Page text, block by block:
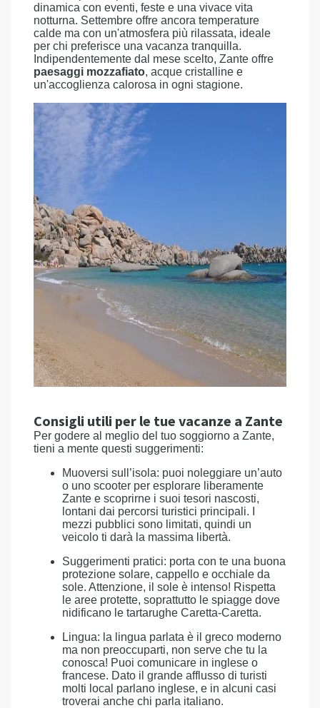
dinamica con eventi, feste e una vivace vita
notturna. Settembre offre ancora temperature
calde ma con un'atmosfera più rilassata, ideale
per chi preferisce una vacanza tranquilla.
Indipendentemente dal mese scelto, Zante offre
paesaggi mozzafiato, acque cristalline e
un'accoglienza calorosa in ogni stagione.
Consigli utili per le tue vacanze a Zante
Per godere al meglio del tuo soggiorno a Zante,
tieni a mente questi suggerimenti:
Muoversi sull’isola: puoi noleggiare un’auto
o uno scooter per esplorare liberamente
Zante e scoprirne i suoi tesori nascosti,
lontani dai percorsi turistici principali. I
mezzi pubblici sono limitati, quindi un
veicolo ti darà la massima libertà.
Suggerimenti pratici: porta con te una buona
protezione solare, cappello e occhiale da
sole. Attenzione, il sole è intenso! Rispetta
le aree protette, soprattutto le spiagge dove
nidificano le tartarughe Caretta-Caretta.
Lingua: la lingua parlata è il greco moderno
ma non preoccuparti, non serve che tu la
conosca! Puoi comunicare in inglese o
francese. Dato il grande afflusso di turisti
molti local parlano inglese, e in alcuni casi
troverai anche chi parla italiano.